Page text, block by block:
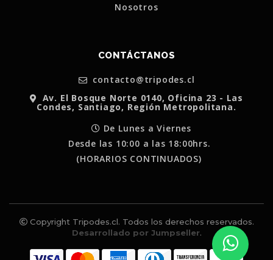
Nosotros
CONTÁCTANOS
contacto@tripodes.cl
Av. El Bosque Norte 0140, Oficina 23 - Las
Condes, Santiago, Región Metropolitana.
De Lunes a Viernes
Desde las 10:00 a las 18:00hrs.
(HORARIOS CONTINUADOS)
Copyright Tripodes.cl. Todos los derechos reservados.
Desarrollado por Jumpseller.